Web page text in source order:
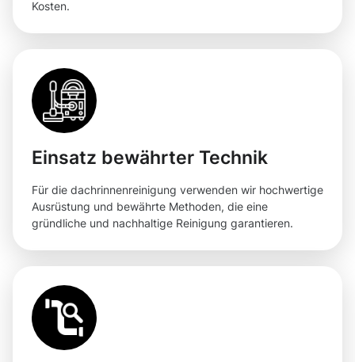
Kosten.
Einsatz bewährter Technik
Für die dachrinnenreinigung verwenden wir hochwertige
Ausrüstung und bewährte Methoden, die eine
gründliche und nachhaltige Reinigung garantieren.